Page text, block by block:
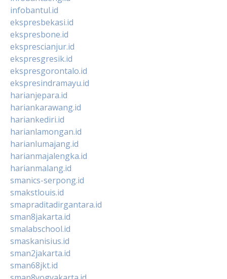
infobantul.id
ekspresbekasi.id
ekspresbone.id
eksprescianjur.id
ekspresgresik.id
ekspresgorontalo.id
ekspresindramayu.id
harianjepara.id
hariankarawang.id
hariankediri.id
harianlamongan.id
harianlumajang.id
harianmajalengka.id
harianmalang.id
smanics-serpong.id
smakstlouis.id
smapraditadirgantara.id
sman8jakarta.id
smalabschool.id
smaskanisius.id
sman2jakarta.id
sman68jkt.id